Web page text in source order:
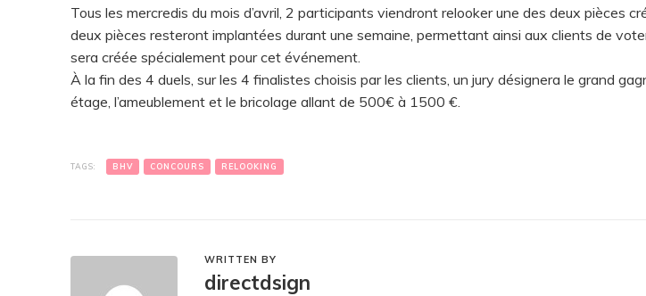
Tous les mercredis du mois d’avril, 2 participants viendront relooker une des deux pièces
deux pièces resteront implantées durant une semaine, permettant ainsi aux clients de
sera créée spécialement pour cet événement.
À la fin des 4 duels, sur les 4 finalistes choisis par les clients, un jury désignera le grand
étage, l’ameublement et le bricolage allant de 500€ à 1500 €.
TAGS: BHV CONCOURS RELOOKING
WRITTEN BY
directdsign